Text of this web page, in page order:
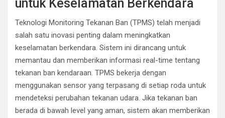
untuk Keselamatan Berkendara
Teknologi Monitoring Tekanan Ban (TPMS) telah menjadi
salah satu inovasi penting dalam meningkatkan
keselamatan berkendara. Sistem ini dirancang untuk
memantau dan memberikan informasi real-time tentang
tekanan ban kendaraan. TPMS bekerja dengan
menggunakan sensor yang terpasang di setiap roda untuk
mendeteksi perubahan tekanan udara. Jika tekanan ban
berada di bawah level yang aman, sistem akan memberikan